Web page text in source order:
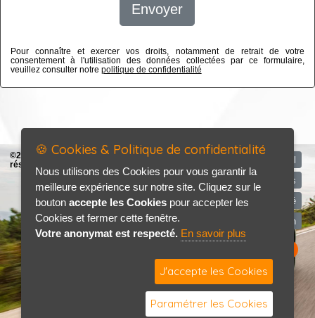
Envoyer
Pour connaître et exercer vos droits, notamment de retrait de votre
consentement à l'utilisation des données collectées par ce formulaire,
veuillez consulter notre politique de confidentialité
©2026-2027 MECATOL tous droits
réservés
Accueil
Mentions légales
Politique de confidentialité
Contact / Plan
🍪 Cookies & Politique de confidentialité
Nous utilisons des Cookies pour vous garantir la
meilleure expérience sur notre site. Cliquez sur le
bouton accepte les Cookies pour accepter les
Cookies et fermer cette fenêtre.
Votre anonymat est respecté. En savoir plus
J'accepte les Cookies
Paramétrer les Cookies